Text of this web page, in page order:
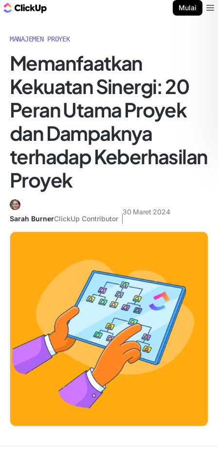
Mulai
MANAJEMEN PROYEK
Memanfaatkan
Kekuatan Sinergi: 20
Peran Utama Proyek
dan Dampaknya
terhadap Keberhasilan
Proyek
Sarah BurnerClickUp Contributor
30 Maret 2024